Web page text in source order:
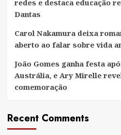
redes e destaca educação
Dantas
Carol Nakamura deixa
aberto ao falar sobre vida
João Gomes ganha festa
Austrália, e Ary Mirelle
comemoração
Recent Comments